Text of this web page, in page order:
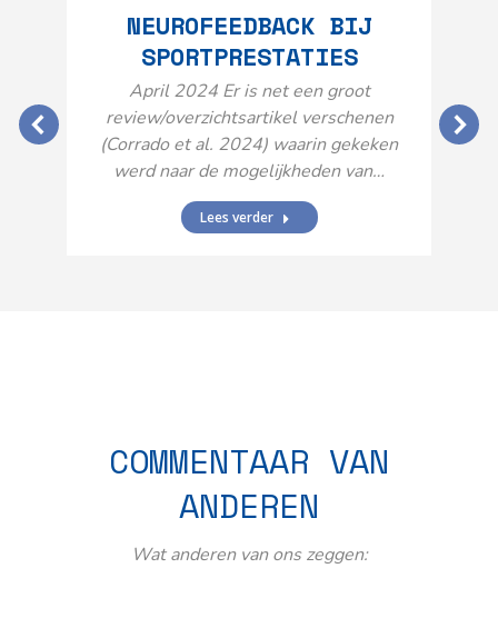
NEUROFEEDBACK BIJ
SPORTPRESTATIES
April 2024 Er is net een groot
review/overzichtsartikel verschenen
(Corrado et al. 2024) waarin gekeken
werd naar de mogelijkheden van…
Lees verder
COMMENTAAR VAN
ANDEREN
Wat anderen van ons zeggen: